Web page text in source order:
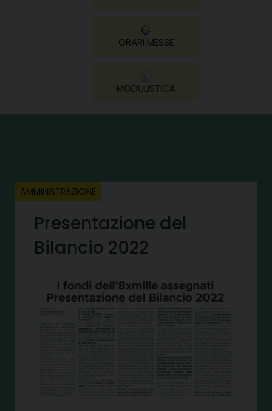
ORARI MESSE
MODULISTICA
AMMINISTRAZIONE
Presentazione del
Bilancio 2022